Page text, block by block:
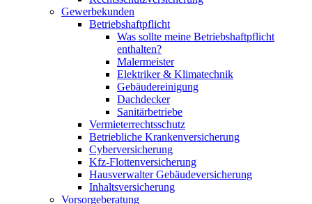
Gewerbekunden
Betriebshaftpflicht
Was sollte meine Betriebshaftpflicht
enthalten?
Malermeister
Elektriker & Klimatechnik
Gebäudereinigung
Dachdecker
Sanitärbetriebe
Vermieterrechtsschutz
Betriebliche Krankenversicherung
Cyberversicherung
Kfz-Flottenversicherung
Hausverwalter Gebäudeversicherung
Inhaltsversicherung
Vorsorgeberatung